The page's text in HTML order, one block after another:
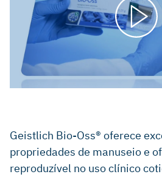
Geistlich Bio-Oss® oferece
propriedades de manuseio e
reproduzível no uso clínico